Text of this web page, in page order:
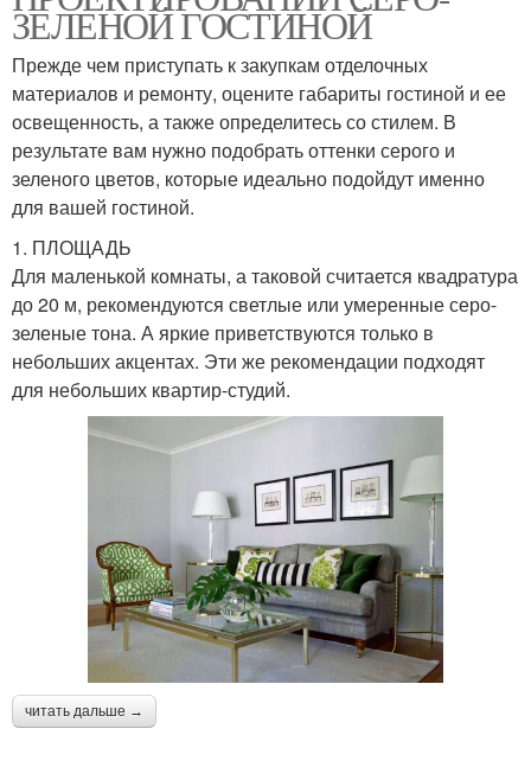
ЗЕЛЕНОЙ ГОСТИНОЙ
Прежде чем приступать к закупкам отделочных
материалов и ремонту, оцените габариты гостиной и ее
освещенность, а также определитесь со стилем. В
результате вам нужно подобрать оттенки серого и
зеленого цветов, которые идеально подойдут именно
для вашей гостиной.
1. ПЛОЩАДЬ
Для маленькой комнаты, а таковой считается квадратура
до 20 м, рекомендуются светлые или умеренные серо-
зеленые тона. А яркие приветствуются только в
небольших акцентах. Эти же рекомендации подходят
для небольших квартир-студий.
читать дальше →